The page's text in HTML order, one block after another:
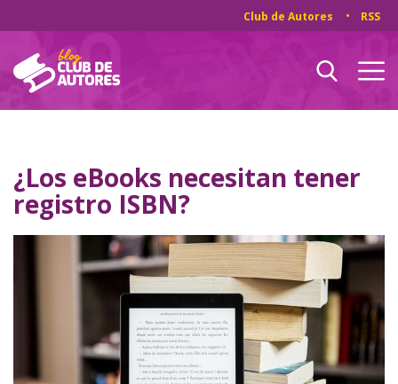
Club de Autores RSS
¿Los eBooks necesitan tener
registro ISBN?